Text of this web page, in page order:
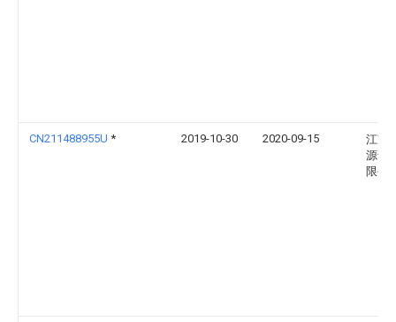
CN211488955U * 2019-10-30 2020-09-15
江苏
源食
限公